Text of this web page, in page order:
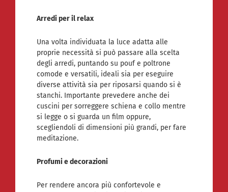
Arredi per il relax
Una volta individuata la luce adatta alle
proprie necessità si può passare alla scelta
degli arredi, puntando su pouf e poltrone
comode e versatili, ideali sia per eseguire
diverse attività sia per riposarsi quando si è
stanchi. Importante prevedere anche dei
cuscini per sorreggere schiena e collo mentre
si legge o si guarda un film oppure,
scegliendoli di dimensioni più grandi, per fare
meditazione.
Profumi e decorazioni
Per rendere ancora più confortevole e